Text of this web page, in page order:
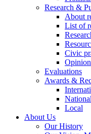
Research &
About
List of
Civic
Evaluations
Awards &
National
Local
About Us
Our History